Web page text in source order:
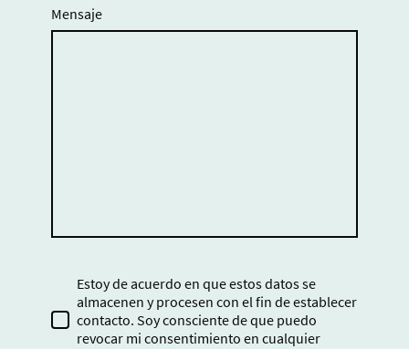
Mensaje
Estoy de acuerdo en que estos datos se
almacenen y procesen con el fin de establecer
contacto. Soy consciente de que puedo
revocar mi consentimiento en cualquier